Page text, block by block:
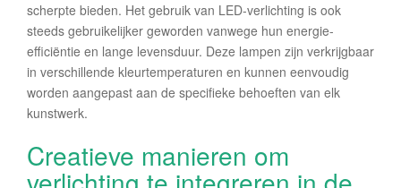
scherpte bieden. Het gebruik van LED-verlichting is ook
steeds gebruikelijker geworden vanwege hun energie-
efficiëntie en lange levensduur. Deze lampen zijn verkrijgbaar
in verschillende kleurtemperaturen en kunnen eenvoudig
worden aangepast aan de specifieke behoeften van elk
kunstwerk.
Creatieve manieren om